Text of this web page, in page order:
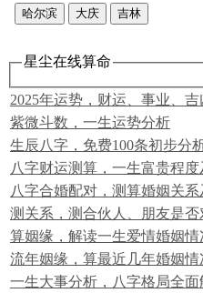
哈尔滨 大庆 吉林
星尘在线算命
2025年运势，财运、事业、
紫微斗数，一生运势分析
生辰八字，免费100条初步分
八字财运测算，一生富贵程
八字合婚配对，测算婚姻关系
测关系，测合伙人、朋友是否
算姻缘，解读一生爱情婚姻情
流年姻缘，算最近几年婚姻情
一生大事分析，八字格局全面